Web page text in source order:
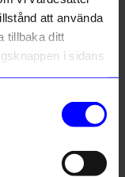
att använda
tillbaka ditt
i sidans